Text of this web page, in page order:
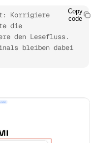
Korrigiere
die
den Lesefluss.
bleiben dabei
Copy
code